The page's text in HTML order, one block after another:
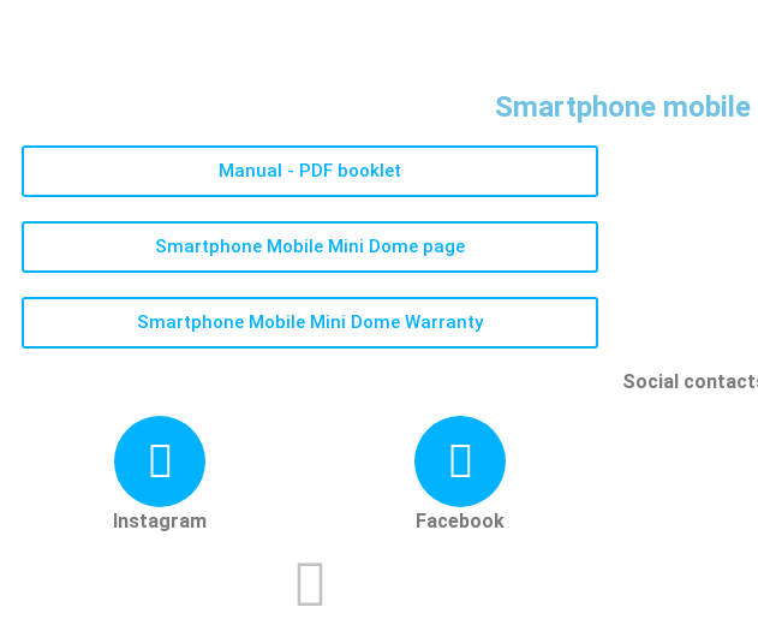
Smartphone
Manual - PDF booklet
Smartphone Mobile Mini Dome page
Smartphone Mobile Mini Dome Warranty​
Social
Instagram Facebook